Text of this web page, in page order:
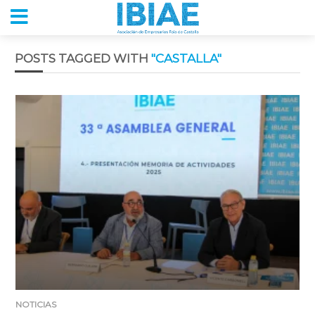
POSTS TAGGED WITH "CASTALLA"
NOTICIAS